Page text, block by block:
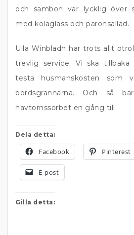
och sambon var lycklig över
med kolaglass och päronsallad.
Ulla Winbladh har trots allt
trevlig service. Vi ska
testa husmanskosten som
bordsgrannarna. Och så
havtornssorbet en gång till.
Dela detta:
Facebook Pinterest
E-post
Gilla detta: